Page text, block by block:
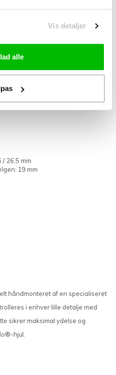
Vis detaljer
alle
mm bagpå
26,5 mm
19 mm
håndmonteret af en specialiseret
i enhver lille detalje med
sikrer maksimal ydelse og
hjul.